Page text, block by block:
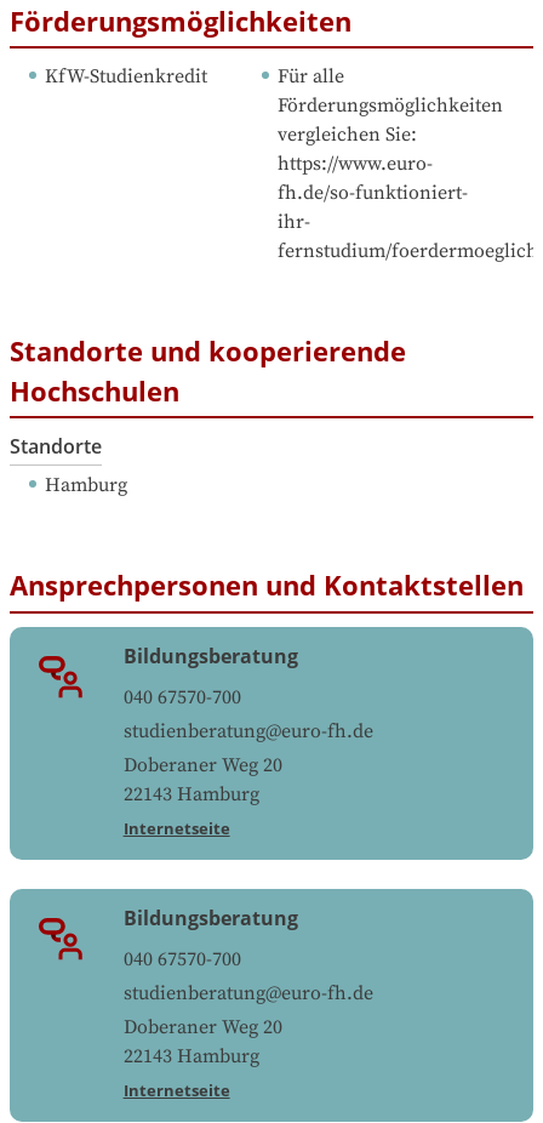
Förderungsmöglichkeiten
KfW-Studienkredit
Für alle
Förderungsmöglichkeiten
vergleichen Sie:
https://www.euro-
fh.de/so-funktioniert-
ihr-
fernstudium/
Standorte und kooperierende
Hochschulen
Standorte
Hamburg
Ansprechpersonen und Kontaktstellen
Bildungsberatung
040 67570-700
studienberatung@euro-fh.de
Doberaner Weg 20
22143 Hamburg
Internetseite
Bildungsberatung
040 67570-700
studienberatung@euro-fh.de
Doberaner Weg 20
22143 Hamburg
Internetseite